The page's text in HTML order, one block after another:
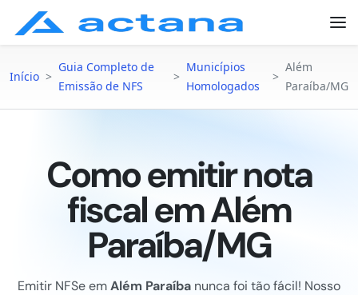
Início >
Guia Completo de
Emissão de NFS
>
Municípios
Homologados
>
Além
Paraíba/MG
Como emitir nota
fiscal em Além
Paraíba/MG
Emitir NFSe emAlém Paraíba nunca foi tão fácil! Nosso